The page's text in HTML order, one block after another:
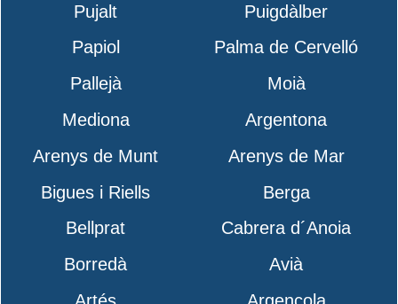
Pujalt
Puigdàlber
Papiol
Palma de Cervelló
Pallejà
Moià
Mediona
Argentona
Arenys de Munt
Arenys de Mar
Bigues i Riells
Berga
Bellprat
Cabrera d´Anoia
Borredà
Avià